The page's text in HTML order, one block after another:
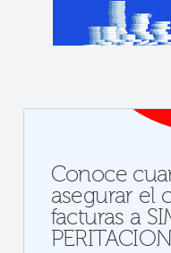
Conoce
asegurar el
facturas a